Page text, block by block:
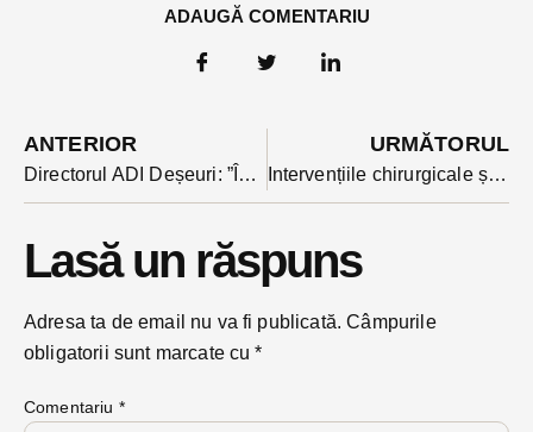
ADAUGĂ COMENTARIU
ANTERIOR
Directorul ADI Deșeuri: ”În octombrie, deșeurile voluminoase se colectează GRATUIT din tot județul Bistrița-Năsăud!”
URMĂTORUL
Intervențiile chirurgicale și internările care nu sunt urgențe se amână pentru 30 de zile, anunță Raed Arafat. A fost activat mecanismul de protecție civilă în România
Lasă un răspuns
Adresa ta de email nu va fi publicată. Câmpurile
obligatorii sunt marcate cu*
Comentariu *